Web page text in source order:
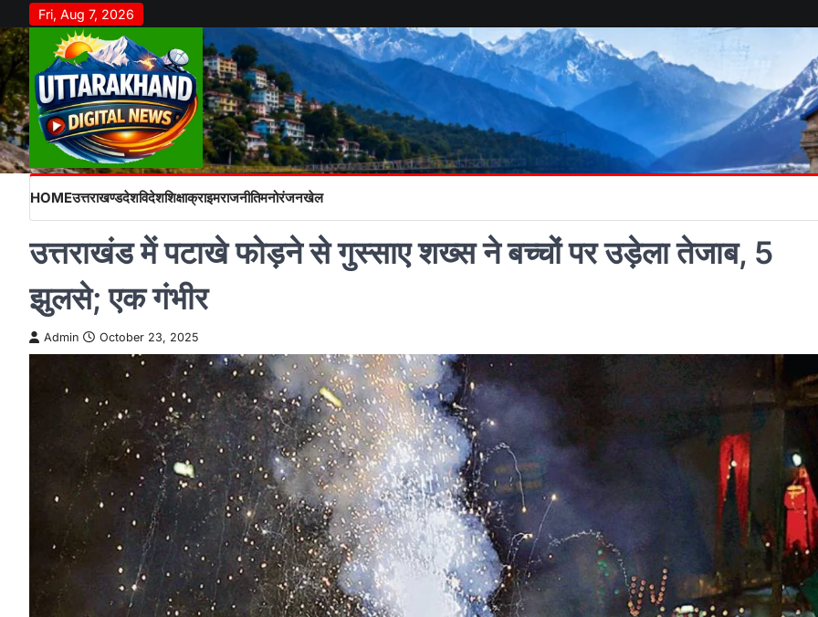
to
content
Fri, Aug 7, 2026
HOMEउत्तराखण्डदेशविदेशशिक्षाक्राइमराजनीतिमनोरंजनखेल
उत्तराखंड में पटाखे फोड़ने से गुस्साए शख्स ने बच्चों पर उड़ेला तेजाब, 5
झुलसे; एक गंभीर
Admin October 23, 2025